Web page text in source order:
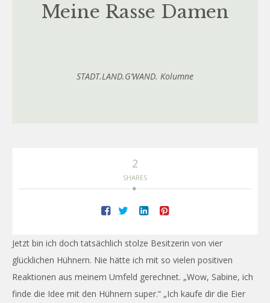
Meine Rasse Damen
STADT.LAND.G’WAND. Kolumne
2
SHARES
Jetzt bin ich doch tatsächlich stolze Besitzerin von vier
glücklichen Hühnern. Nie hätte ich mit so vielen positiven
Reaktionen aus meinem Umfeld gerechnet. „Wow, Sabine, ich
finde die Idee mit den Hühnern super.“ „Ich kaufe dir die Eier